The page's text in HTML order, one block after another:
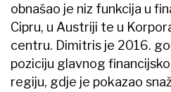
obnašao je niz funkcija u
Cipru, u Austriji te u
centru. Dimitris je 2016.
poziciju glavnog
regiju, gdje je pokazao